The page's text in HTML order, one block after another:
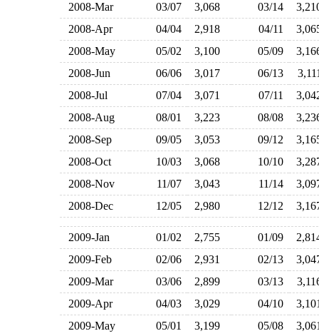
2008-Mar
03/07 3,068 03/14
2008-Apr
04/04 2,918 04/11
2008-May
05/02 3,100 05/09
2008-Jun
06/06 3,017 06/13
2008-Jul
07/04 3,071 07/11
2008-Aug
08/01 3,223 08/08
2008-Sep
09/05 3,053 09/12
2008-Oct
10/03 3,068 10/10
2008-Nov
11/07 3,043 11/14
2008-Dec
12/05 2,980 12/12
2009-Jan 01/02 2,755 01/09
2009-Feb
02/06 2,931 02/13
2009-Mar
03/06 2,899 03/13
2009-Apr
04/03 3,029 04/10
2009-May
05/01 3,199 05/08